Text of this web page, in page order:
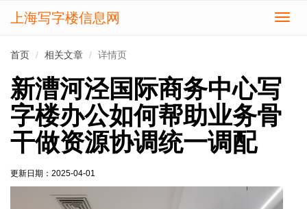
切
上海写字楼信息网
首页 相关文章 详情页
新漕河泾国际商务中心写
字楼办公如何帮助业务骨
干做资源协调统一调配
更新日期： 2025-04-01